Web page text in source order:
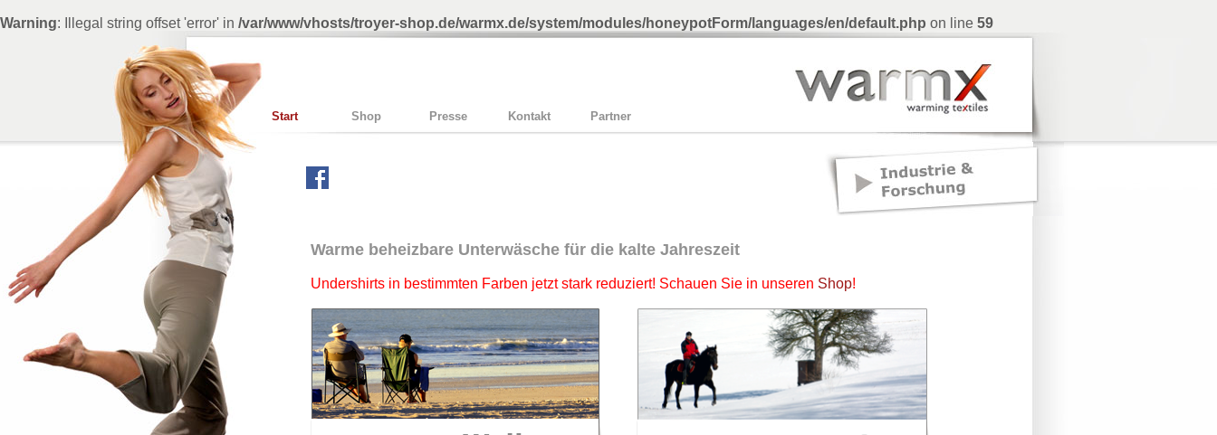
Warning: Illegal string offset 'error' in /var/www/vhosts/troyer-shop.de/warmx.de/system/modules/honeypotForm/languages/en/default.php on line 59
Start Shop Presse Kontakt Partner
Warme beheizbare Unterwäsche für die kalte Jahreszeit
Undershirts in bestimmten Farben jetzt stark reduziert! Schauen Sie in unseren Shop!